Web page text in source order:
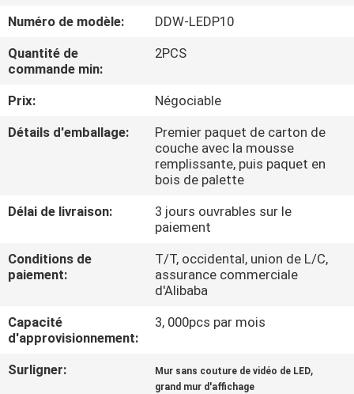
VISITE
D'USINE
CONTRÔLE
DE
CONTACTEZ-
NOUVELLES
DEMANDEZ
UNE
Numéro de modèle:
DDW-LEDP10
Quantité de
commande min:
2PCS
Prix:
Négociable
Détails d'emballage:
Premier paquet de carton de
couche avec la mousse
remplissante, puis paquet en
bois de palette
Délai de livraison:
3 jours ouvrables sur le
paiement
Conditions de
paiement:
T/T, occidental, union de L/C,
assurance commerciale
d'Alibaba
Capacité
d'approvisionnement:
3, 000pcs par mois
Surligner: Mur sans couture de vidéo de LED,
grand mur d'affichage